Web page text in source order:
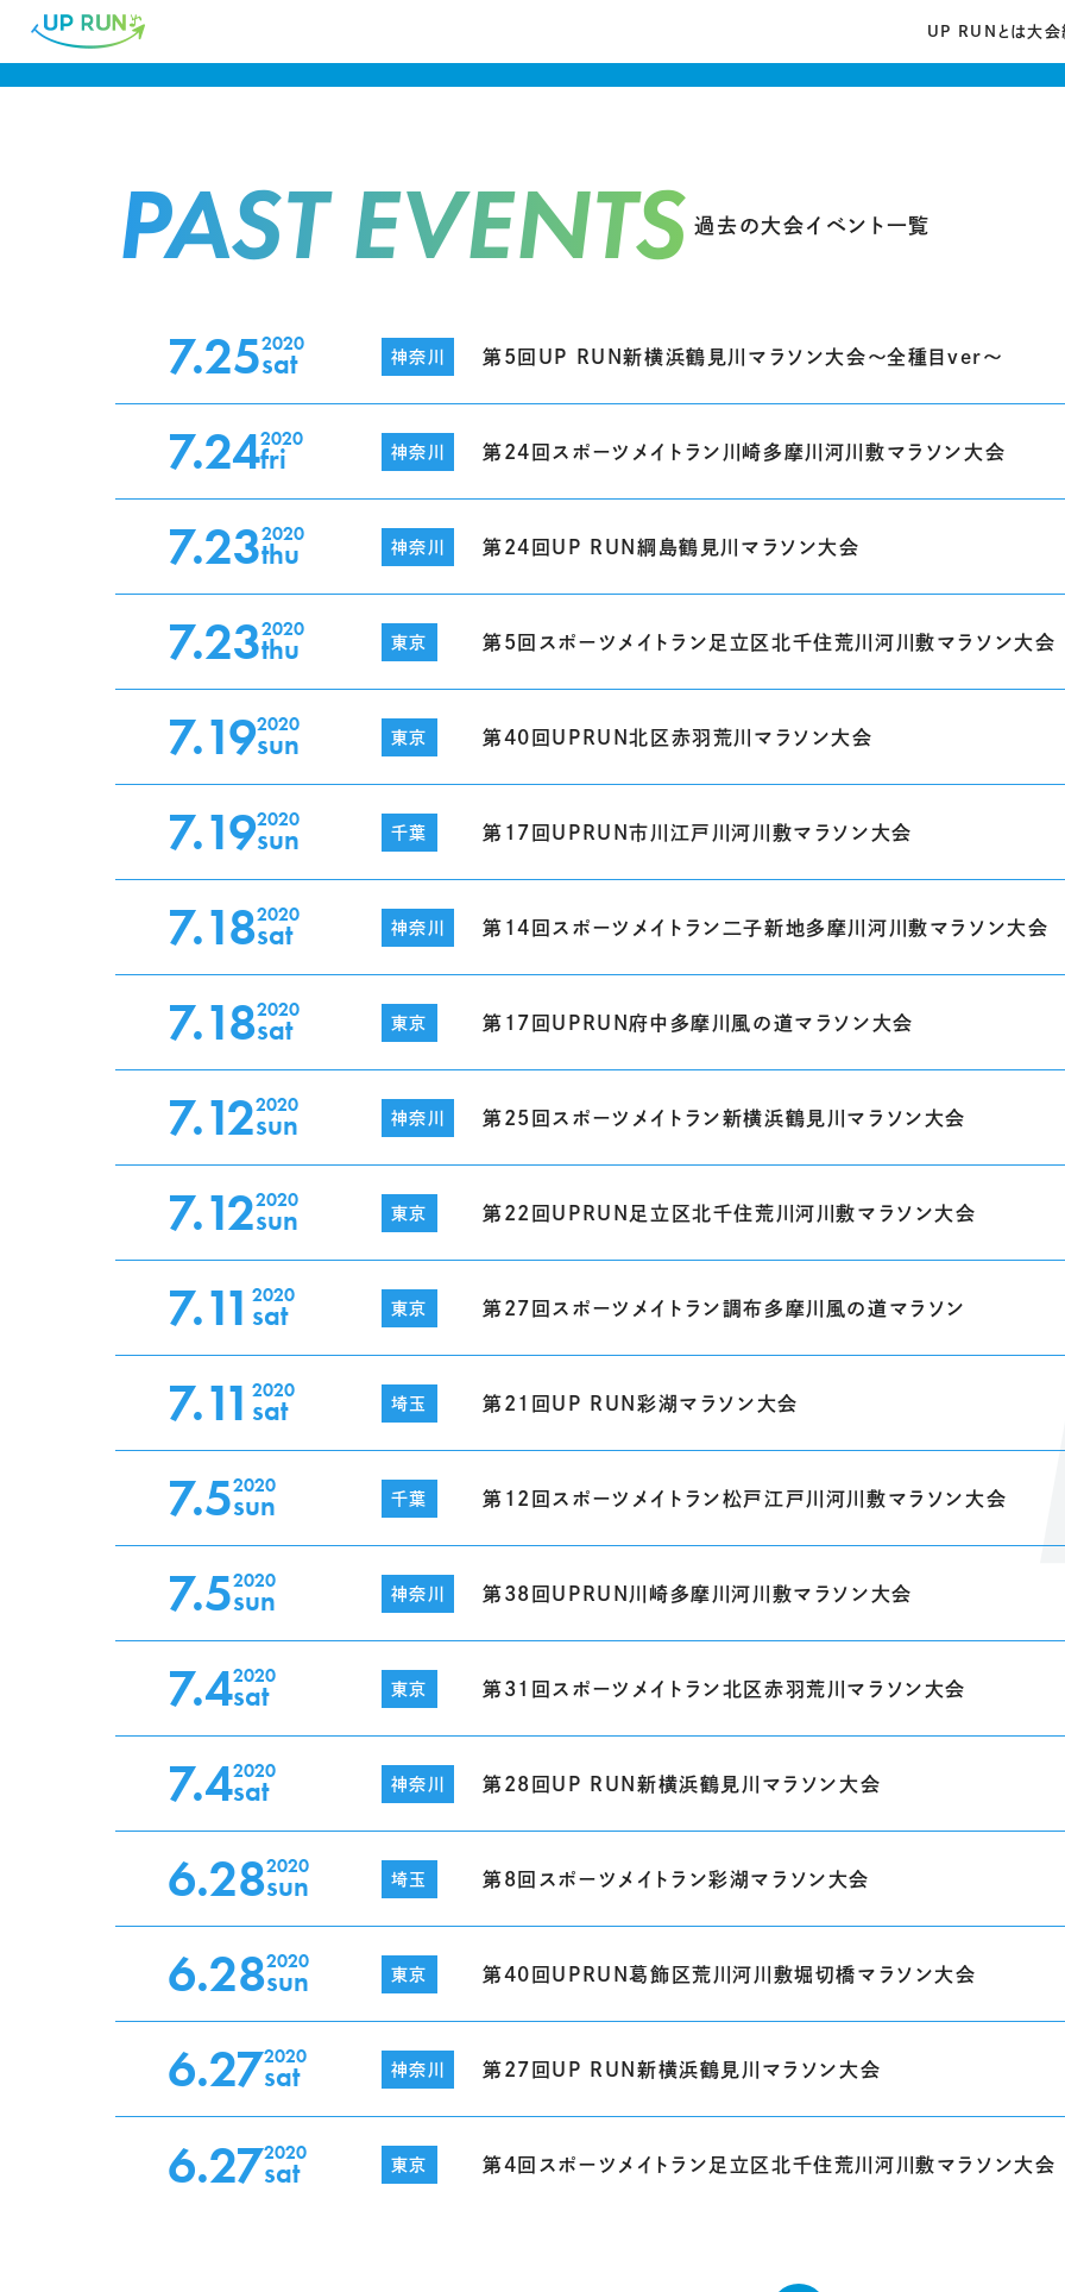
UP RUNとは大会
PAST EVENTS 過去の大会イベント一覧
7.252020
sat 神奈川 第5回UP RUN新横浜鶴見川マラソン大会～全種目ver～
7.242020
fri 神奈川 第24回スポーツメイトラン川崎多摩川河川敷マラソン大会
7.232020
thu 神奈川 第24回UP RUN綱島鶴見川マラソン大会
7.232020
thu 東京 第5回スポーツメイトラン足立区北千住荒川河川敷マラソン大会
7.192020
sun 東京 第40回UPRUN北区赤羽荒川マラソン大会
7.192020
sun 千葉 第17回UPRUN市川江戸川河川敷マラソン大会
7.182020
sat 神奈川 第14回スポーツメイトラン二子新地多摩川河川敷マラソン大会
7.182020
sat 東京 第17回UPRUN府中多摩川風の道マラソン大会
7.122020
sun 神奈川 第25回スポーツメイトラン新横浜鶴見川マラソン大会
7.122020
sun 東京 第22回UPRUN足立区北千住荒川河川敷マラソン大会
7.11 2020
sat 東京 第27回スポーツメイトラン調布多摩川風の道マラソン
7.11 2020
sat 埼玉 第21回UP RUN彩湖マラソン大会
7.52020
sun 千葉 第12回スポーツメイトラン松戸江戸川河川敷マラソン大会
7.52020
sun 神奈川 第38回UPRUN川崎多摩川河川敷マラソン大会
7.42020
sat 東京 第31回スポーツメイトラン北区赤羽荒川マラソン大会
7.42020
sat 神奈川 第28回UP RUN新横浜鶴見川マラソン大会
6.282020
sun 埼玉 第8回スポーツメイトラン彩湖マラソン大会
6.282020
sun 東京 第40回UPRUN葛飾区荒川河川敷堀切橋マラソン大会
6.272020
sat 神奈川 第27回UP RUN新横浜鶴見川マラソン大会
6.272020
sat 東京 第4回スポーツメイトラン足立区北千住荒川河川敷マラソン大会